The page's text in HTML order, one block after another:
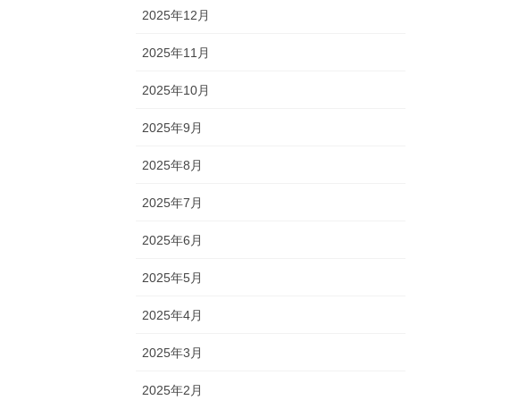
2025年12月
2025年11月
2025年10月
2025年9月
2025年8月
2025年7月
2025年6月
2025年5月
2025年4月
2025年3月
2025年2月